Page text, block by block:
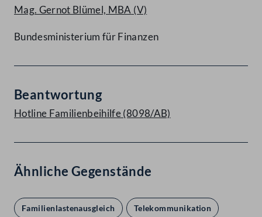
Mag. Gernot Blümel, MBA (V)
Bundesministerium für Finanzen
Beantwortung
Hotline Familienbeihilfe (8098/AB)
Ähnliche Gegenstände
Familienlastenausgleich Telekommunikation